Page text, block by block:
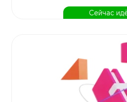
Сейчас